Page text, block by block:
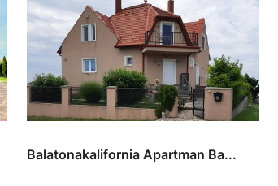
Balatonakalifornia Apartman Ba...